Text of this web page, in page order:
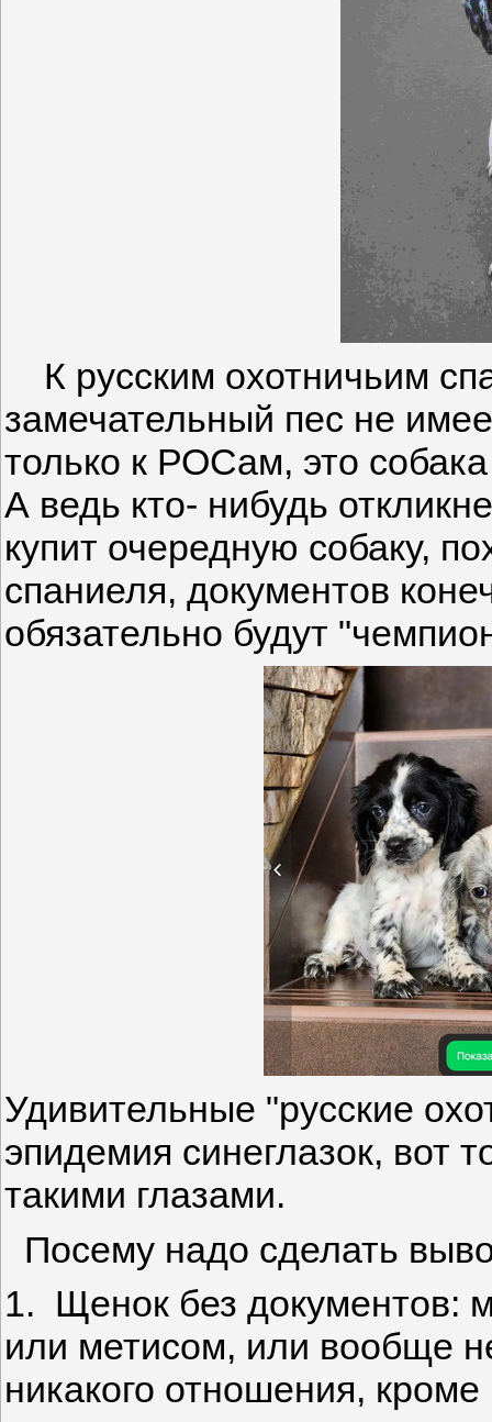
К русским охотничьим
замечательный пес не
только к РОСам, это
А ведь кто- нибудь
купит очередную собаку,
спаниеля, документов
обязательно будут
Удивительные "русские
эпидемия синеглазок, вот
такими глазами.
Посему надо сделать
1. Щенок без документов:
или метисом, или вообще
никакого отношения,